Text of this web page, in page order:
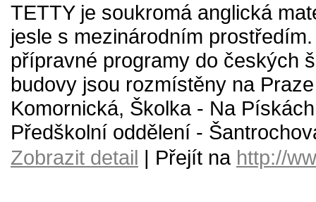
TETTY je soukromá anglická
jesle s mezinárodním
přípravné programy do českých
budovy jsou rozmístěny na
Komornická, Školka - Na
Předškolní oddělení -
Zobrazit detail | Přejít na http://